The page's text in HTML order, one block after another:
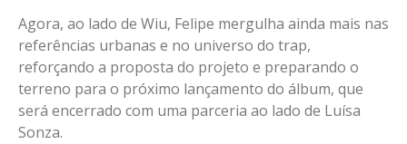
Agora, ao lado de Wiu, Felipe mergulha ainda mais nas
referências urbanas e no universo do trap,
reforçando a proposta do projeto e preparando o
terreno para o próximo lançamento do álbum, que
será encerrado com uma parceria ao lado de Luísa
Sonza.